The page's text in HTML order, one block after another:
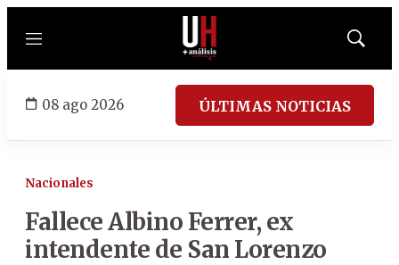
Menú
Mostrar
08 ago 2026 ÚLTIMAS NOTICIAS
Nacionales
Fallece Albino Ferrer, ex
intendente de San Lorenzo